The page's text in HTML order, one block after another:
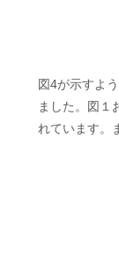
図4が示すよ
ました。図１
れています。